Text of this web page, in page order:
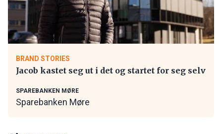
BRAND STORIES
Jacob kastet seg ut i det og startet for seg selv
SPAREBANKEN MØRE
Sparebanken Møre